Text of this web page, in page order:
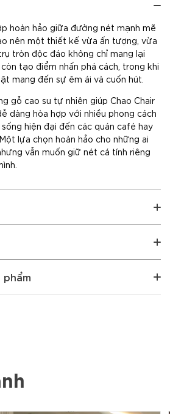
hoàn hảo giữa đường nét mạnh mẽ
nên một thiết kế vừa ấn tượng, vừa
tròn độc đáo không chỉ mang lại
tạo điểm nhấn phá cách, trong khi
mang đến sự êm ái và cuốn hút.
gỗ cao su tự nhiên giúp Chao Chair
dàng hòa hợp với nhiều phong cách
hiện đại đến các quán café hay
lựa chọn hoàn hảo cho những ai
vẫn muốn giữ nét cá tính riêng
phẩm